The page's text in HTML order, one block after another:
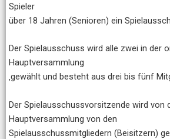
Spieler
über 18 Jahren (Senioren) ein
Der Spielausschuss wird alle zwei in der
Hauptversammlung
‚gewählt und besteht aus drei bis fünf
Der Spielausschussvorsitzende wird von
Hauptversammlung von den
Spielausschussmitgliedern (Beisitzern)